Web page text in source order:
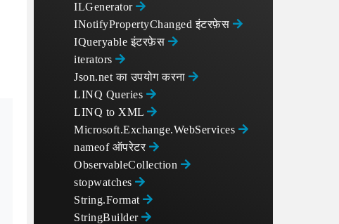
ILGenerator
INotifyPropertyChanged इंटरफ़ेस
IQueryable इंटरफ़ेस
iterators
Json.net का उपयोग करना
LINQ Queries
LINQ to XML
Microsoft.Exchange.WebServices
nameof ऑपरेटर
ObservableCollection
stopwatches
String.Format
StringBuilder